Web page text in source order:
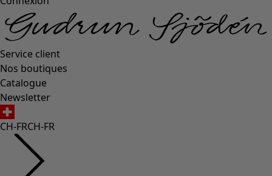
Service client
Nos boutiques
Catalogue
Newsletter
CH-FRCH-FR